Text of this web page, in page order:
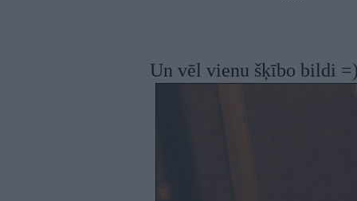
Un vēl vienu šķībo bildi